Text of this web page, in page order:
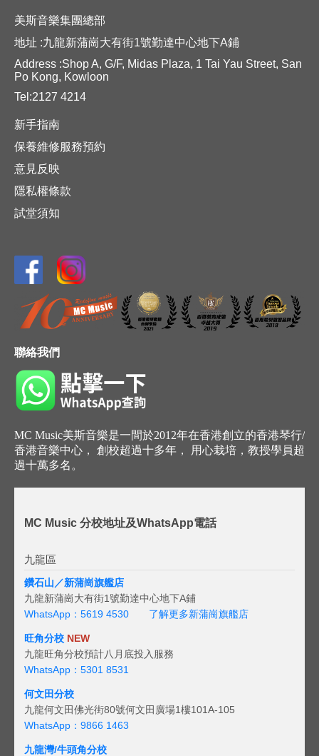
美斯音樂集團總部
地址 :九龍新蒲崗大有街1號勤達中心地下A鋪
Address :Shop A, G/F, Midas Plaza, 1 Tai Yau Street, San
Po Kong, Kowloon
Tel:2127 4214
新手指南
保養維修服務預約
意見反映
隱私權條款
試堂須知
聯絡我們
MC Music美斯音樂是一間於2012年在香港創立的香港琴行/
香港音樂中心， 創校超過十多年， 用心栽培，教授學員超
過十萬多名。
MC Music 分校地址及WhatsApp電話
九龍區
鑽石山／新蒲崗旗艦店
九龍新蒲崗大有街1號勤達中心地下A鋪
WhatsApp：5619 4530
了解更多新蒲崗旗艦店
旺角分校 NEW
九龍旺角分校預計八月底投入服務
WhatsApp：5301 8531
何文田分校
九龍何文田佛光街80號何文田廣場1樓101A-105
WhatsApp：9866 1463
九龍灣/牛頭角分校